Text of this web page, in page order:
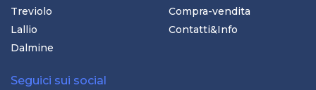
Treviolo
Lallio
Dalmine
Compra-vendita
Contatti&Info
Seguici sui social